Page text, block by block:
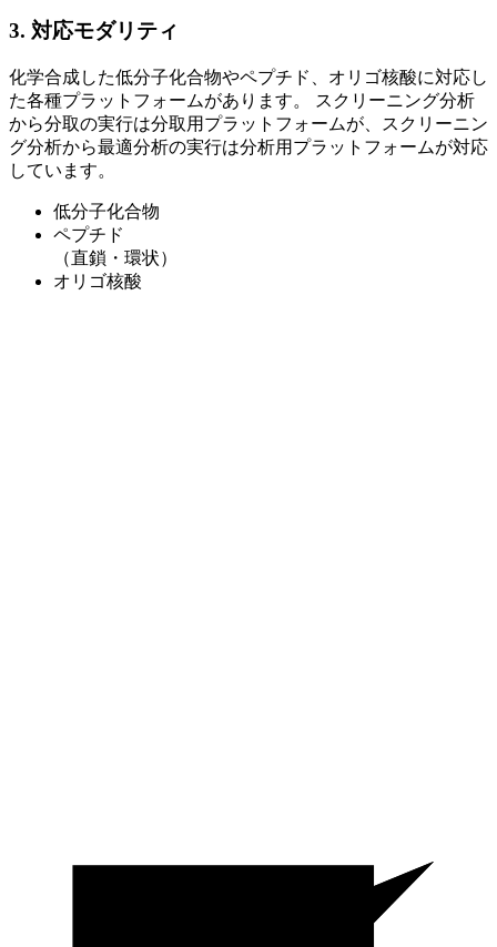
3. 対応モダリティ
化学合成した低分子化合物やペプチド、オリゴ核酸に対応し
た各種プラットフォームがあります。 スクリーニング分析
から分取の実行は分取用プラットフォームが、スクリーニン
グ分析から最適分析の実行は分析用プラットフォームが対応
しています。
低分子化合物
ペプチド
（直鎖・環状）
オリゴ核酸